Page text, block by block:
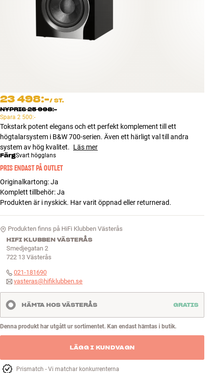
Tillbehör
INSPIRATION
ERBJUDANDEN
Hitta Butik
Kundtjänst
Logga in
Kundtjänst
Företag
23 498:-/ ST.
NYPRIS25 998:-
Spara 2 500:-
Tokstark potent elegans och ett perfekt komplement till ett
högtalarsystem i B&W 700-serien. Även ett härligt val till andra
system av hög kvalitet. Läs mer
FärgSvart högglans
PRIS ENDAST PÅ OUTLET
Originalkartong:Ja
Komplett tillbehör:Ja
Produkten är i nyskick. Har varit öppnad eller returnerad.
Produkten finns på HiFi Klubben Västerås
HIFI KLUBBEN VÄSTERÅS
Smedjegatan 2
722 13 Västerås
021-181690
vasteras@hifiklubben.se
HÄMTA HOS VÄSTERÅS GRATIS
Denna produkt har utgått ur sortimentet. Kan endast hämtas i butik.
LÄGG I KUNDVAGN
Prismatch - Vi matchar konkurrenterna